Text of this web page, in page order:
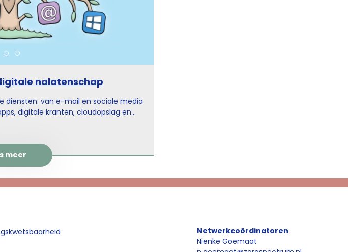
nalatenschap
diensten: van e-mail en sociale media
digitale kranten, cloudopslag en
afhandelen? In dit praktische
om je digitale nalatenschap goed te
overlijden geregeld moet worden.
meer
Netwerkcoördinatoren
Nienke Goemaat